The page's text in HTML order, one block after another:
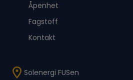
Åpenhet
Fagstoff
Kontakt
Solenergi FUSen